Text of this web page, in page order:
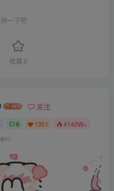
老师趴到桌子上，屁股时刻
，否则加倍处罚。”张柔缓缓
但退到一办又穿了回来，惹
邪邪的一咧说：“看来您这么
了一双丝袜，加上你身上的
毫不留情全力的打向张柔巨大
上，疼得张柔大叫起来。打
一下吧
收藏 2
关注
6 1351 4142W+
!!!